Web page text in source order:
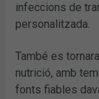
infeccions de
personalitzada.
També es
nutrició, amb
fonts fiables